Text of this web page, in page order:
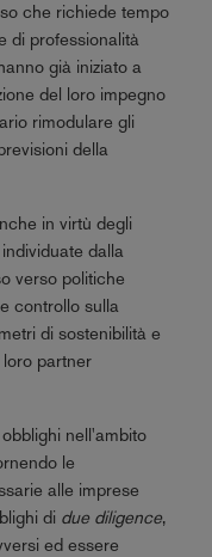
che richiede tempo
di professionalità
già iniziato a
del loro impegno
rimodulare gli
della
in virtù degli
dalla
verso politiche
controllo sulla
di sostenibilità e
partner
nell'ambito
le
alle imprese
di due diligence,
ed essere